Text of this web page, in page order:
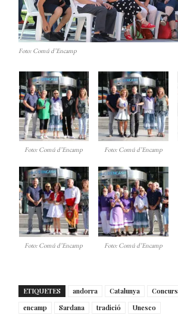
Foto: Comú d’Encamp
Foto: Comú d’Encamp Foto: Comú d’Encamp
Foto: Comú d’Encamp Foto: Comú d’Encamp
ETIQUETES andorra Catalunya Concurs
encamp
Sardana tradició Unesco